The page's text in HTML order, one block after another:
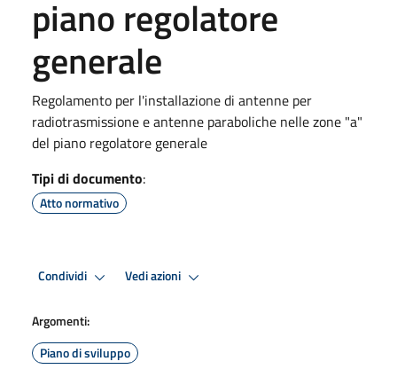
piano regolatore
generale
Regolamento per l'installazione di antenne per
radiotrasmissione e antenne paraboliche nelle zone "a"
del piano regolatore generale
Tipi di documento:
Atto normativo
Condividi Vedi azioni
Argomenti:
Piano di sviluppo